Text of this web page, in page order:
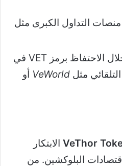
التداول الكبرى مثل
من خلال الاحتفاظ برمز VET في
مثل VeWorld أو
الابتكار
البلوكشين. من